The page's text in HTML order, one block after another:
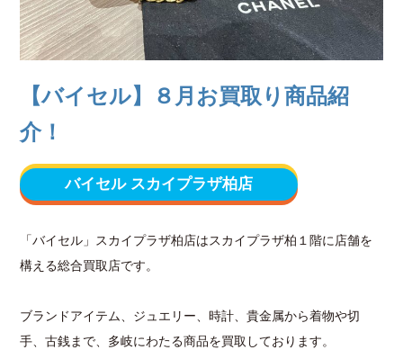
【バイセル】８月お買取り商品紹
介！
バイセル スカイプラザ柏店
「バイセル」スカイプラザ柏店はスカイプラザ柏１階に店舗を
構える総合買取店です。
ブランドアイテム、ジュエリー、時計、貴金属から着物や切
手、古銭まで、多岐にわたる商品を買取しております。